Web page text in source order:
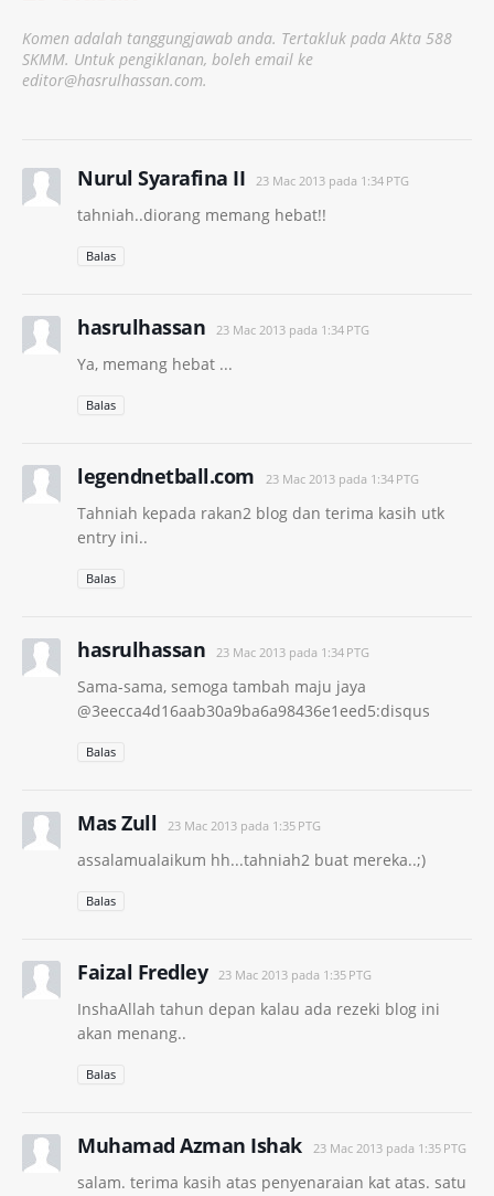
Komen adalah tanggungjawab anda. Tertakluk pada Akta 588
SKMM. Untuk pengiklanan, boleh email ke
editor@hasrulhassan.com.
Nurul Syarafina II 23 Mac 2013 pada 1:34 PTG
tahniah..diorang memang hebat!!
Balas
hasrulhassan 23 Mac 2013 pada 1:34 PTG
Ya, memang hebat ...
Balas
legendnetball.com 23 Mac 2013 pada 1:34 PTG
Tahniah kepada rakan2 blog dan terima kasih utk
entry ini..
Balas
hasrulhassan 23 Mac 2013 pada 1:34 PTG
Sama-sama, semoga tambah maju jaya
@3eecca4d16aab30a9ba6a98436e1eed5:disqus
Balas
Mas Zull 23 Mac 2013 pada 1:35 PTG
assalamualaikum hh...tahniah2 buat mereka..;)
Balas
Faizal Fredley 23 Mac 2013 pada 1:35 PTG
InshaAllah tahun depan kalau ada rezeki blog ini
akan menang..
Balas
Muhamad Azman Ishak 23 Mac 2013 pada 1:35 PTG
salam. terima kasih atas penyenaraian kat atas. satu